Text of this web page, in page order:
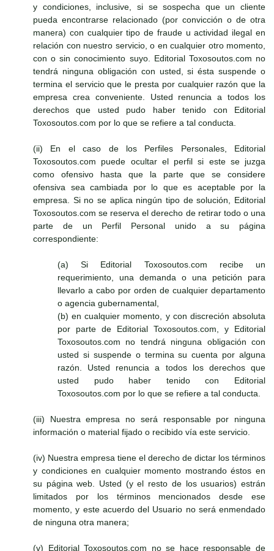
y condiciones, inclusive, si se sospecha que un cliente
pueda encontrarse relacionado (por convicción o de otra
manera) con cualquier tipo de fraude u actividad ilegal en
relación con nuestro servicio, o en cualquier otro momento,
con o sin conocimiento suyo. Editorial Toxosoutos.com no
tendrá ninguna obligación con usted, si ésta suspende o
termina el servicio que le presta por cualquier razón que la
empresa crea conveniente. Usted renuncia a todos los
derechos que usted pudo haber tenido con Editorial
Toxosoutos.com por lo que se refiere a tal conducta.
(ii) En el caso de los Perfiles Personales, Editorial
Toxosoutos.com puede ocultar el perfil si este se juzga
como ofensivo hasta que la parte que se considere
ofensiva sea cambiada por lo que es aceptable por la
empresa. Si no se aplica ningún tipo de solución, Editorial
Toxosoutos.com se reserva el derecho de retirar todo o una
parte de un Perfil Personal unido a su página
correspondiente:
(a) Si Editorial Toxosoutos.com recibe un
requerimiento, una demanda o una petición para
llevarlo a cabo por orden de cualquier departamento
o agencia gubernamental,
(b) en cualquier momento, y con discreción absoluta
por parte de Editorial Toxosoutos.com, y Editorial
Toxosoutos.com no tendrá ninguna obligación con
usted si suspende o termina su cuenta por alguna
razón. Usted renuncia a todos los derechos que
usted pudo haber tenido con Editorial
Toxosoutos.com por lo que se refiere a tal conducta.
(iii) Nuestra empresa no será responsable por ninguna
información o material fijado o recibido vía este servicio.
(iv) Nuestra empresa tiene el derecho de dictar los términos
y condiciones en cualquier momento mostrando éstos en
su página web. Usted (y el resto de los usuarios) estrán
limitados por los términos mencionados desde ese
momento, y este acuerdo del Usuario no será enmendado
de ninguna otra manera;
(v) Editorial Toxosoutos.com no se hace responsable de